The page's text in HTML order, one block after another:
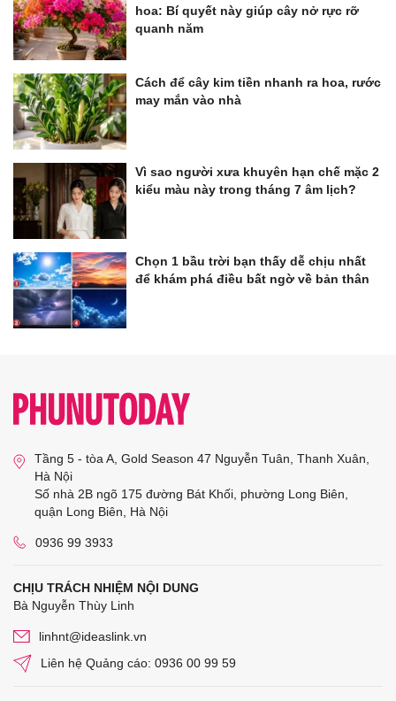
hoa: Bí quyết này giúp cây nở rực rỡ
quanh năm
Cách để cây kim tiền nhanh ra hoa, rước
may mắn vào nhà
Vì sao người xưa khuyên hạn chế mặc 2
kiểu màu này trong tháng 7 âm lịch?
Chọn 1 bầu trời bạn thấy dễ chịu nhất
để khám phá điều bất ngờ về bản thân
Tầng 5 - tòa A, Gold Season 47 Nguyễn Tuân, Thanh Xuân,
Hà Nội
Số nhà 2B ngõ 175 đường Bát Khối, phường Long Biên,
quận Long Biên, Hà Nội
0936 99 3933
CHỊU TRÁCH NHIỆM NỘI DUNG
Bà Nguyễn Thùy Linh
linhnt@ideaslink.vn
Liên hệ Quảng cáo: 0936 00 99 59